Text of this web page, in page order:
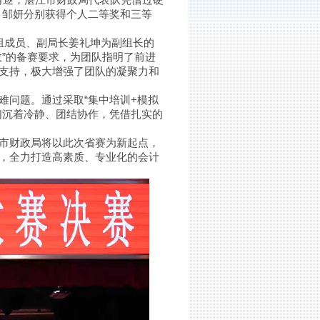
妍分别获得个人二等奖和三等
员、副局长姜礼坤为副组长的
的备赛要求，为团队指明了前进
持，极大增强了团队的凝聚力和
题。通过采取“集中培训+模拟
着冷静、团结协作，凭借扎实的
政局将以此次省赛为新起点，
全力打造高素质、专业化的会计